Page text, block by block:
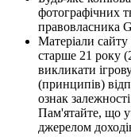
фотографічних
правовласника
Матеріали сайту
старше 21 року
викликати
(принципів)
ознак
Пам'ятайте, що
джерелом